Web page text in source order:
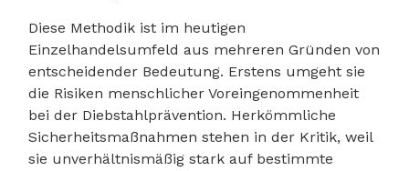
Diese Methodik ist im heutigen
Einzelhandelsumfeld aus mehreren Gründen von
entscheidender Bedeutung. Erstens umgeht sie
die Risiken menschlicher Voreingenommenheit
bei der Diebstahlprävention. Herkömmliche
Sicherheitsmaßnahmen stehen in der Kritik, weil
sie unverhältnismäßig stark auf bestimmte